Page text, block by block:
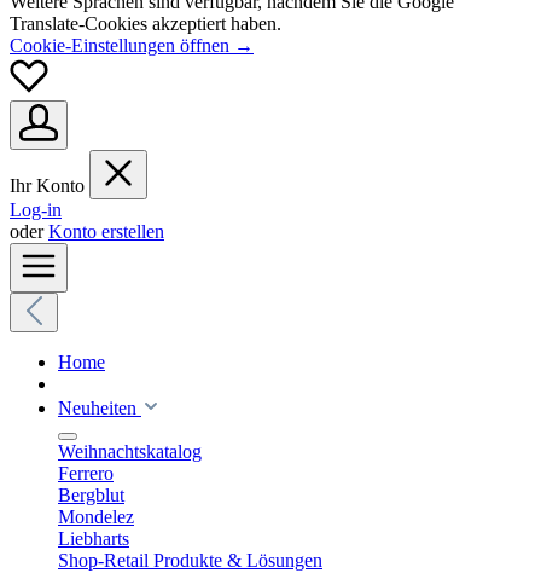
Translate-Cookies akzeptiert haben.
Cookie-Einstellungen öffnen →
Ihr Konto
Log-in
oderKonto erstellen
Home
Neuheiten
Weihnachtskatalog
Ferrero
Bergblut
Mondelez
Liebharts
Shop-Retail Produkte & Lösungen